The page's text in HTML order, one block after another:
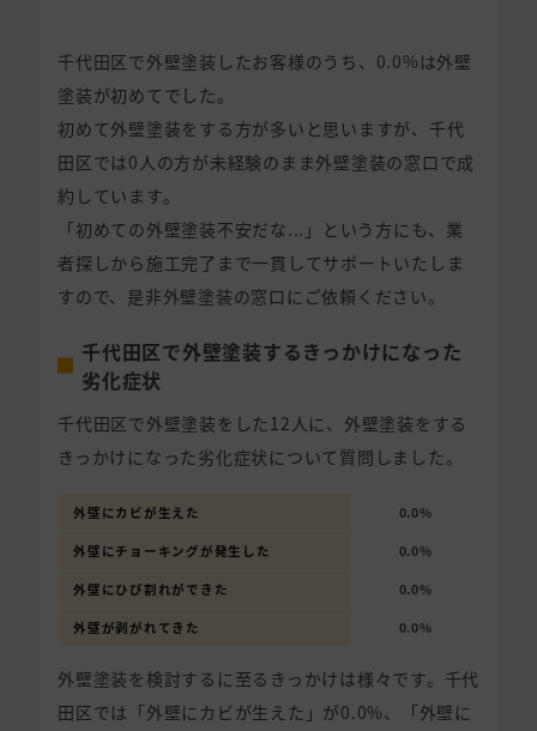
千代田区で外壁塗装したお客様のうち、0.0%は外壁
塗装が初めてでした。
初めて外壁塗装をする方が多いと思いますが、千代
田区では0人の方が未経験のまま外壁塗装の窓口で成
約しています。
「初めての外壁塗装不安だな...」という方にも、業
者探しから施工完了まで一貫してサポートいたしま
すので、是非外壁塗装の窓口にご依頼ください。
千代田区で外壁塗装するきっかけになった
劣化症状
千代田区で外壁塗装をした12人に、外壁塗装をする
きっかけになった劣化症状について質問しました。
外壁にカビが生えた 0.0%
外壁にチョーキングが発生した 0.0%
外壁にひび割れができた 0.0%
外壁が剥がれてきた 0.0%
外壁塗装を検討するに至るきっかけは様々です。千代
田区では「外壁にカビが生えた」が0.0%、「外壁に